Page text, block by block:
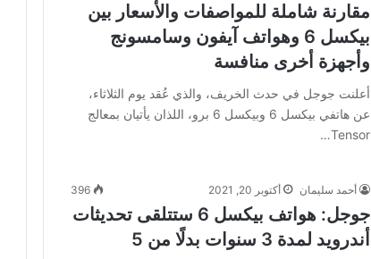
مقارنة شاملة للمواصفات والأسعار بين
بيكسل 6 وهواتف آيفون وسامسونج
وأجهزة أخرى منافسة
أعلنت جوجل في حدث الخريف، والذي عُقد يوم الثلاثاء،
عن هاتفي بيكسل 6 وبيكسل 6 برو، اللذان يأتيان بمعالج
Tensor…
أحمد سليمان أكتوبر 20, 2021 396
جوجل: هواتف بيكسل 6 ستتلقى تحديثات
أندرويد لمدة 3 سنوات بدلًا من 5